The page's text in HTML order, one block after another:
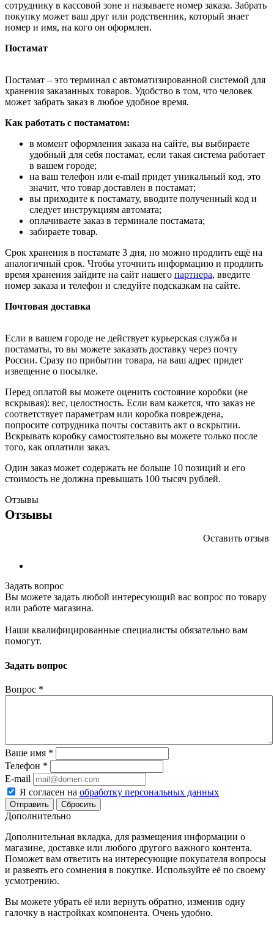
сотруднику в кассовой зоне и называете номер заказа. Забрать
покупку может ваш друг или родственник, который знает
номер и имя, на кого он оформлен.
Постамат
Постамат – это терминал с автоматизированной системой для
хранения заказанных товаров. Удобство в том, что человек
может забрать заказ в любое удобное время.
Как работать с постаматом:
в момент оформления заказа на сайте, вы выбираете
удобный для себя постамат, если такая система работает
в вашем городе;
на ваш телефон или e-mail придет уникальный код, это
значит, что товар доставлен в постамат;
вы приходите к постамату, вводите полученный код и
следует инструкциям автомата;
оплачиваете заказ в терминале постамата;
забираете товар.
Срок хранения в постамате 3 дня, но можно продлить ещё на
аналогичный срок. Чтобы уточнить информацию и продлить
время хранения зайдите на сайт нашего партнера, введите
номер заказа и телефон и следуйте подсказкам на сайте.
Почтовая доставка
Если в вашем городе не действует курьерская служба и
постаматы, то вы можете заказать доставку через почту
России. Сразу по прибытии товара, на ваш адрес придет
извещение о посылке.
Перед оплатой вы можете оценить состояние коробки (не
вскрывая): вес, целостность. Если вам кажется, что заказ не
соответствует параметрам или коробка повреждена,
попросите сотрудника почты составить акт о вскрытии.
Вскрывать коробку самостоятельно вы можете только после
того, как оплатили заказ.
Один заказ может содержать не больше 10 позиций и его
стоимость не должна превышать 100 тысяч рублей.
Отзывы
Отзывы
Оставить отзыв
Задать вопрос
Вы можете задать любой интересующий вас вопрос по товару
или работе магазина.
Наши квалифицированные специалисты обязательно вам
помогут.
Задать вопрос
Вопрос *
Ваше имя *
Телефон *
E-mail
Я согласен на обработку персональных данных
Сбросить
Дополнительно
Дополнительная вкладка, для размещения информации о
магазине, доставке или любого другого важного контента.
Поможет вам ответить на интересующие покупателя вопросы
и развеять его сомнения в покупке. Используйте её по своему
усмотрению.
Вы можете убрать её или вернуть обратно, изменив одну
галочку в настройках компонента. Очень удобно.